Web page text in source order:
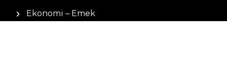
Ekonomi – Emek